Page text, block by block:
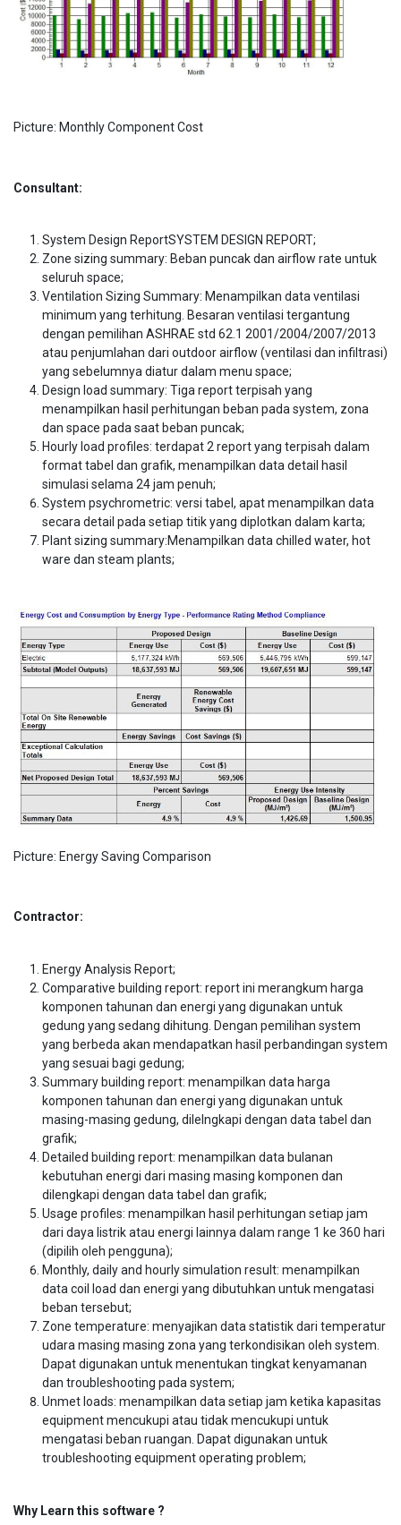
Picture: Monthly Component Cost
Consultant:
System Design ReportSYSTEM DESIGN REPORT;
Zone sizing summary: Beban puncak dan airflow rate untuk
seluruh space;
Ventilation Sizing Summary: Menampilkan data ventilasi
minimum yang terhitung. Besaran ventilasi tergantung
dengan pemilihan ASHRAE std 62.1 2001/2004/2007/2013
atau penjumlahan dari outdoor airflow (ventilasi dan infiltrasi)
yang sebelumnya diatur dalam menu space;
Design load summary: Tiga report terpisah yang
menampilkan hasil perhitungan beban pada system, zona
dan space pada saat beban puncak;
Hourly load profiles: terdapat 2 report yang terpisah dalam
format tabel dan grafik, menampilkan data detail hasil
simulasi selama 24 jam penuh;
System psychrometric: versi tabel, apat menampilkan data
secara detail pada setiap titik yang diplotkan dalam karta;
Plant sizing summary:Menampilkan data chilled water, hot
ware dan steam plants;
Picture: Energy Saving Comparison
Contractor:
Energy Analysis Report;
Comparative building report: report ini merangkum harga
komponen tahunan dan energi yang digunakan untuk
gedung yang sedang dihitung. Dengan pemilihan system
yang berbeda akan mendapatkan hasil perbandingan system
yang sesuai bagi gedung;
Summary building report: menampilkan data harga
komponen tahunan dan energi yang digunakan untuk
masing-masing gedung, dilelngkapi dengan data tabel dan
grafik;
Detailed building report: menampilkan data bulanan
kebutuhan energi dari masing masing komponen dan
dilengkapi dengan data tabel dan grafik;
Usage profiles: menampilkan hasil perhitungan setiap jam
dari daya listrik atau energi lainnya dalam range 1 ke 360 hari
(dipilih oleh pengguna);
Monthly, daily and hourly simulation result: menampilkan
data coil load dan energi yang dibutuhkan untuk mengatasi
beban tersebut;
Zone temperature: menyajikan data statistik dari temperatur
udara masing masing zona yang terkondisikan oleh system.
Dapat digunakan untuk menentukan tingkat kenyamanan
dan troubleshooting pada system;
Unmet loads: menampilkan data setiap jam ketika kapasitas
equipment mencukupi atau tidak mencukupi untuk
mengatasi beban ruangan. Dapat digunakan untuk
troubleshooting equipment operating problem;
Why Learn this software ?